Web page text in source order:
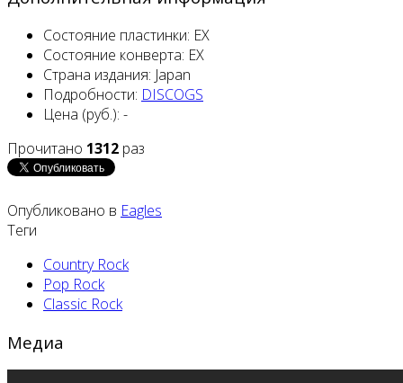
Состояние пластинки: EX
Состояние конверта: EX
Страна издания: Japan
Подробности: DISCOGS
Цена (руб.): -
Прочитано 1312 раз
Опубликовано в Eagles
Теги
Country Rock
Pop Rock
Classic Rock
Медиа